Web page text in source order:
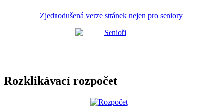
Zjednodušená verze stránek nejen pro seniory
Rozklikávací rozpočet